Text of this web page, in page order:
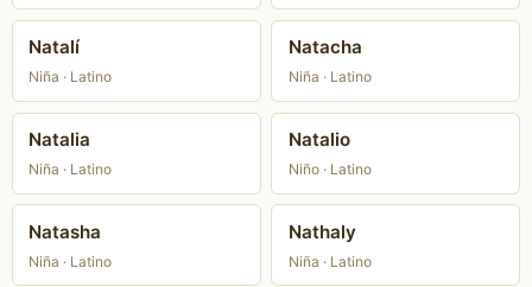
Natalí
Niña · Latino
Natacha
Niña · Latino
Natalia
Niña · Latino
Natalio
Niño · Latino
Natasha
Niña · Latino
Nathaly
Niña · Latino